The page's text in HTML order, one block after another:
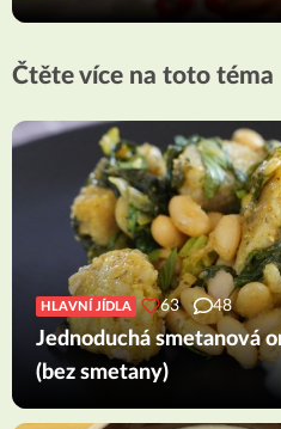
Čtěte více na toto téma
HLAVNÍ JÍDLA 63 48
Jednoduchá smetanová
(bez smetany)